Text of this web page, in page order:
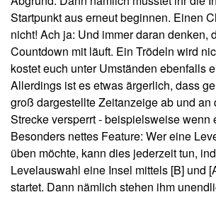
Geschickte Wahl
Lieblingsaffe
Solange ihr noch keine Insel betreten
jederzeit den Affen wechseln, den ihr
Dabei solltet ihr euch aber nicht nur auf
persönlichen Geschmack besinnen.
Wechsel nachdenken, wenn es mal mit
nicht so recht gelappt hat. Die putzigen
nämlich unterschiedliche